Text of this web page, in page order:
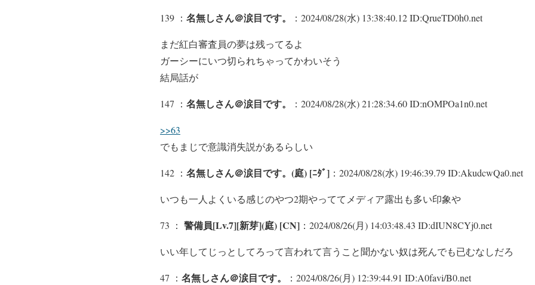
139 ： 名無しさん＠涙目です。 ：2024/08/28(水) 13:38:40.12 ID:QrueTD0h0.net
まだ紅白審査員の夢は残ってるよ
ガーシーにいつ切られちゃってかわいそう
結局話が
147 ： 名無しさん＠涙目です。 ：2024/08/28(水) 21:28:34.60 ID:nOMPOa1n0.net
>>63
でもまじで意識消失説があるらしい
142 ： 名無しさん＠涙目です。(庭) [ﾆﾀﾞ] ：2024/08/28(水) 19:46:39.79 ID:AkudcwQa0.net
いつも一人よくいる感じのやつ2期やっててメディア露出も多い印象や
73 ： 警備員[Lv.7][新芽](庭) [CN] ：2024/08/26(月) 14:03:48.43 ID:dIUN8CYj0.net
いい年してじっとしてろって言われて言うこと聞かない奴は死んでも已むなしだろ
47 ： 名無しさん＠涙目です。 ：2024/08/26(月) 12:39:44.91 ID:A0favi/B0.net